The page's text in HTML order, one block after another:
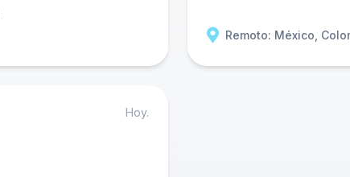
Remoto: México,
Hoy.